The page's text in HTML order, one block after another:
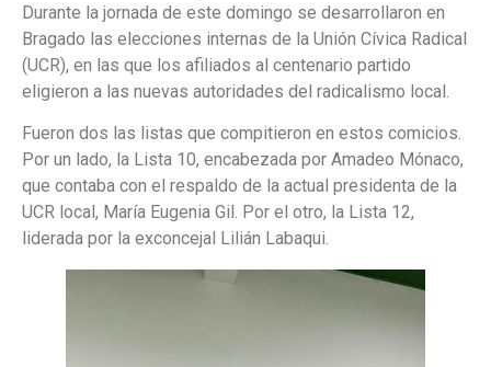
Durante la jornada de este domingo se desarrollaron en
Bragado las elecciones internas de la Unión Cívica Radical
(UCR), en las que los afiliados al centenario partido
eligieron a las nuevas autoridades del radicalismo local.
Fueron dos las listas que compitieron en estos comicios.
Por un lado, la Lista 10, encabezada por Amadeo Mónaco,
que contaba con el respaldo de la actual presidenta de la
UCR local, María Eugenia Gil. Por el otro, la Lista 12,
liderada por la exconcejal Lilián Labaqui.